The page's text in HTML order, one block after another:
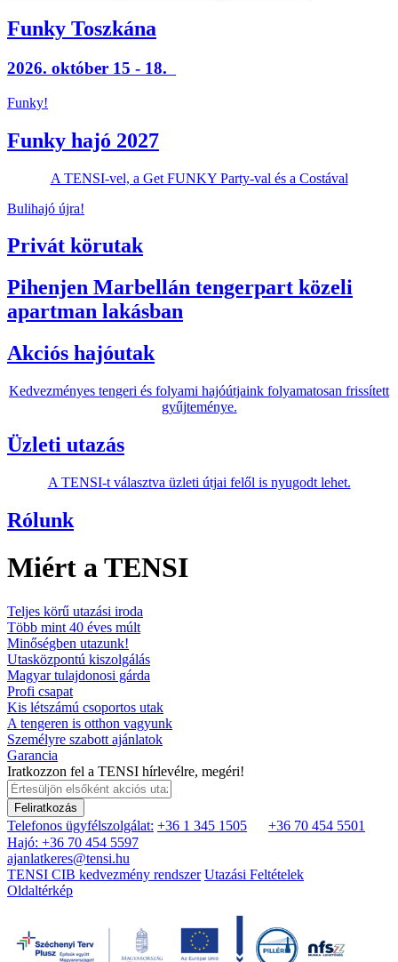
Funky Toszkána
2026. október 15 - 18.
Funky!
Funky hajó 2027
A TENSI-vel, a Get FUNKY Party-val és a Costával
Bulihajó újra!
Privát körutak
Pihenjen Marbellán tengerpart közeli
apartman lakásban
Akciós hajóutak
Kedvezményes tengeri és folyami hajóútjaink folyamatosan frissített
gyűjteménye.
Üzleti utazás
A TENSI-t választva üzleti útjai felől is nyugodt lehet.
Rólunk
Miért a TENSI
Teljes körű utazási iroda
Több mint 40 éves múlt
Minőségben utazunk!
Utasközpontú kiszolgálás
Magyar tulajdonosi gárda
Profi csapat
Kis létszámú csoportos utak
A tengeren is otthon vagyunk
Személyre szabott ajánlatok
Garancia
Iratkozzon fel a TENSI hírlevélre, megéri!
Feliratkozás
Telefonos ügyfélszolgálat: +36 1 345 1505
+36 70 454 5501
Hajó: +36 70 454 5597
ajanlatkeres@tensi.hu
TENSI CIB kedvezmény rendszer Utazási Feltételek
Oldaltérkép